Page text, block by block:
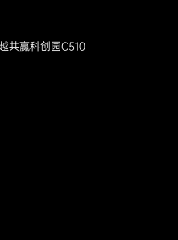
共赢科创园C510